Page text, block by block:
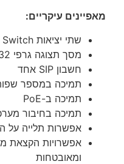
מאפיינים עיקריים:
שתי יציאות 10/100M Ethernet Switch
מסך תצוגה גרפי 132×64 פיקסל
חשבון SIP אחד
תמיכה במספר
תמיכה ב-PoE
תמיכה בחיבור
אפשרות תלייה על
אפשרויות הקצאת
ומאובטחות